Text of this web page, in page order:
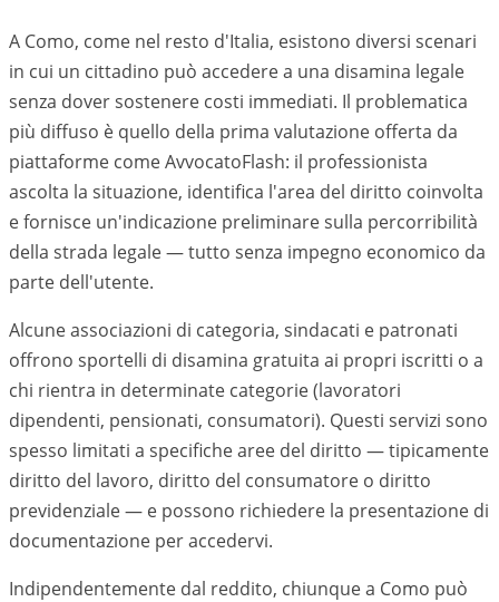
A Como, come nel resto d'Italia, esistono diversi scenari
in cui un cittadino può accedere a una disamina legale
senza dover sostenere costi immediati. Il problematica
più diffuso è quello della prima valutazione offerta da
piattaforme come AvvocatoFlash: il professionista
ascolta la situazione, identifica l'area del diritto coinvolta
e fornisce un'indicazione preliminare sulla percorribilità
della strada legale — tutto senza impegno economico da
parte dell'utente.
Alcune associazioni di categoria, sindacati e patronati
offrono sportelli di disamina gratuita ai propri iscritti o a
chi rientra in determinate categorie (lavoratori
dipendenti, pensionati, consumatori). Questi servizi sono
spesso limitati a specifiche aree del diritto — tipicamente
diritto del lavoro, diritto del consumatore o diritto
previdenziale — e possono richiedere la presentazione di
documentazione per accedervi.
Indipendentemente dal reddito, chiunque a Como può